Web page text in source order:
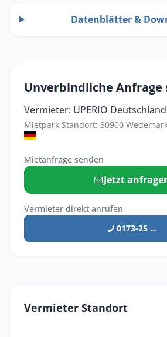
Datenblätter &
Unverbindliche Anfrage
Vermieter: UPERIO
Mietpark Standort: 30900
Mietanfrage senden
Jetzt
Vermieter direkt anrufen
0173-25 ...
Vermieter Standort